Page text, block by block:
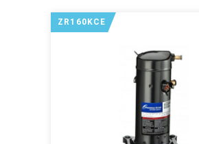
ZR160KCE